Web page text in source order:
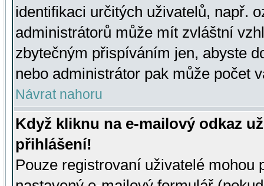
identifikaci určitých uživatelů, např.
administrátorů může mít zvláštní
zbytečným přispíváním jen, abyste
nebo administrátor pak může počet
Návrat nahoru
Když kliknu na e-mailový odkaz
přihlášení!
Pouze registrovaní uživatelé mohou